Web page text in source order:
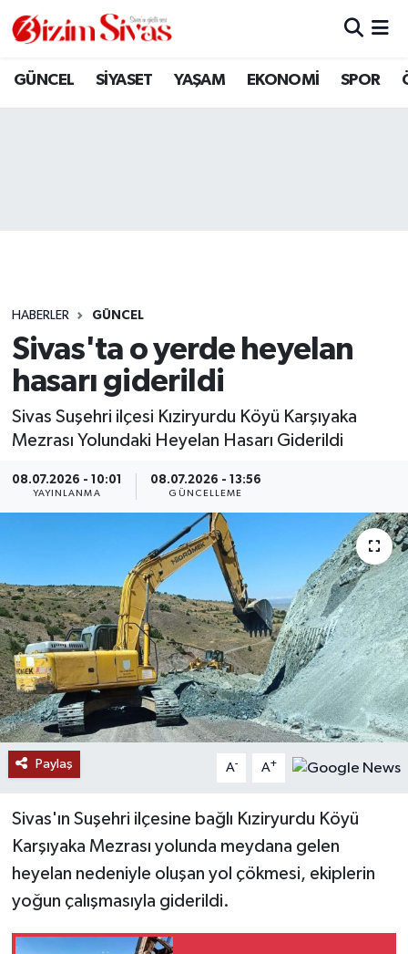
GÜNCEL SİYASET YAŞAM EKONOMİ SPOR
HABERLER GÜNCEL
Sivas'ta o yerde heyelan
hasarı giderildi
Sivas Suşehri ilçesi Kıziryurdu Köyü Karşıyaka
Mezrası Yolundaki Heyelan Hasarı Giderildi
08.07.2026 - 10:01
YAYINLANMA
08.07.2026 - 13:56
GÜNCELLEME
Paylaş A- A+
Sivas'ın Suşehri ilçesine bağlı Kıziryurdu Köyü
Karşıyaka Mezrası yolunda meydana gelen
heyelan nedeniyle oluşan yol çökmesi, ekiplerin
yoğun çalışmasıyla giderildi.
ARAMIZDAN AYRILANLAR
GÜNCEL
KÜLTÜR
MAGAZİN
ÖZEL HABER
SAĞLIK
SİYASET
SOSYAL YARDIMLAR
SPONSORLU YAZI
SPOR
TEKNOLOJİ
YAŞAM
Sivas Nöbetçi Eczaneler
Son Dakika Haberleri
Haber Arşivi